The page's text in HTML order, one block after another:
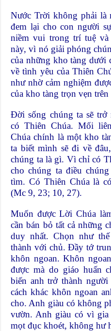
Nước Trời không phải là
đem lại cho con người
niềm vui trong trí tuệ
này, vì nó giải phóng
của những kho tàng dưới
về tình yêu của Thiên
như nhờ cảm nghiệm
của kho tàng trọn vẹn
Đời sống chúng ta sẽ
có Thiên Chúa. Mối
Chúa chính là một kho
ta biết mình sẽ đi về
chúng ta là gì. Vì chỉ có
cho chúng ta điều
tìm. Có Thiên Chúa là
(Mc 9, 23; 10, 27).
Muốn được Lời Chúa
cần bán bỏ tất cả những
duy nhất. Chọn như
thành với chủ. Đầy tớ
khôn ngoan. Khôn
được mà do giáo huấn
biến anh trở thành
cách khác khôn ngoan
cho. Anh giàu có không
vườn. Anh giàu có vì
mọt đục khoét, không hư